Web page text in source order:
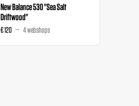
New Balance 530 "Sea Salt
Driftwood"
€ 120 4 webshops